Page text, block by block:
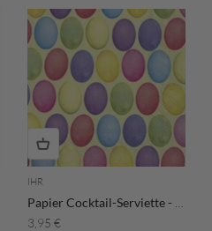
IHR
Angebot
3,95 €